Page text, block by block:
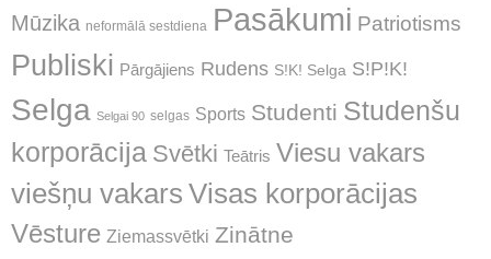
Mūzika neformālā sestdiena Pasākumi Patriotisms
Publiski Pārgājiens Rudens S!K! Selga S!P!K!
Selga Selgai 90 selgas Sports Studenti Studenšu
korporācija Svētki Teātris Viesu vakars
viešņu vakars Visas korporācijas
Vēsture Ziemassvētki Zinātne